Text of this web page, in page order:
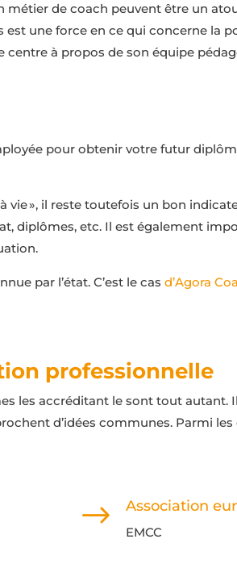
de coach peuvent être un
une force en ce qui concerne la
centre à propos de son équipe
pour obtenir votre futur
vie », il reste toutefois un bon
diplômes, etc. Il est également
par l’état. C’est le casd’Agora
professionnelle
les accréditant le sont tout autant.
d’idées communes. Parmi
$ Association
EMCC